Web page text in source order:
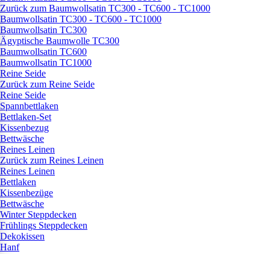
Zurück zum Baumwollsatin TC300 - TC600 - TC1000
Baumwollsatin TC300 - TC600 - TC1000
Baumwollsatin TC300
Ägyptische Baumwolle TC300
Baumwollsatin TC600
Baumwollsatin TC1000
Reine Seide
Zurück zum Reine Seide
Reine Seide
Spannbettlaken
Bettlaken-Set
Kissenbezug
Bettwäsche
Reines Leinen
Zurück zum Reines Leinen
Reines Leinen
Bettlaken
Kissenbezüge
Bettwäsche
Winter Steppdecken
Frühlings Steppdecken
Dekokissen
Hanf